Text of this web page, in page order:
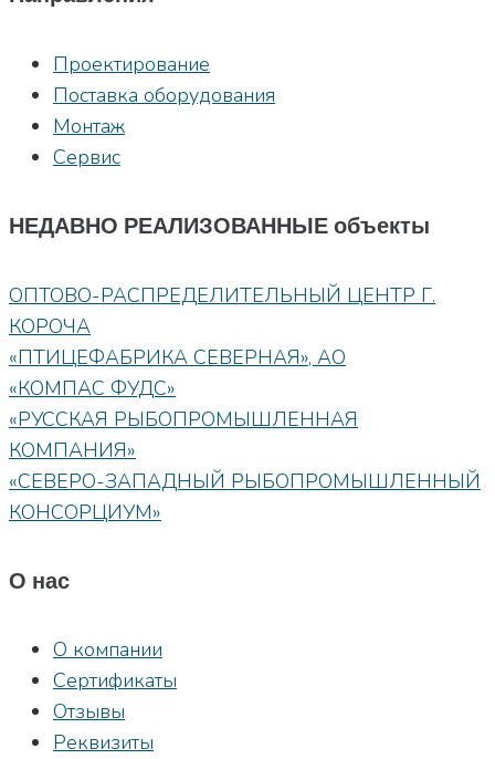
Проектирование
Поставка оборудования
Монтаж
Сервис
НЕДАВНО РЕАЛИЗОВАННЫЕ объекты
ОПТОВО-РАСПРЕДЕЛИТЕЛЬНЫЙ ЦЕНТР Г.
КОРОЧА
«ПТИЦЕФАБРИКА СЕВЕРНАЯ», АО
«КОМПАС ФУДС»
«РУССКАЯ РЫБОПРОМЫШЛЕННАЯ
КОМПАНИЯ»
«СЕВЕРО-ЗАПАДНЫЙ РЫБОПРОМЫШЛЕННЫЙ
КОНСОРЦИУМ»
О нас
О компании
Сертификаты
Отзывы
Реквизиты